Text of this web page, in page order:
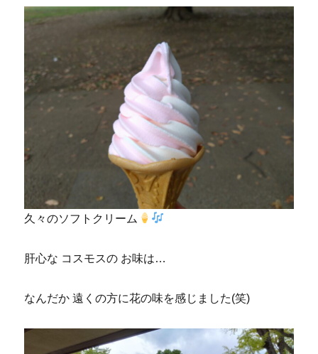
久々のソフトクリーム
肝心な コスモスの お味は…
なんだか 遠くの方に花の味を感じました(笑)